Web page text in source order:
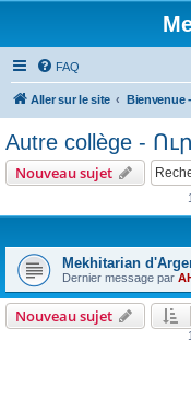
FAQ
Aller sur le site
Autre collège -
Nouveau sujet
Mekhitarian
Dernier message par
Nouveau sujet